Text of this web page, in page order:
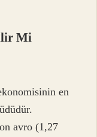
Mi
en
avro (1,27